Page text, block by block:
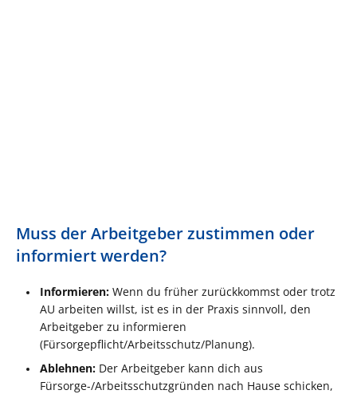
Muss der Arbeitgeber zustimmen oder
informiert werden?
Informieren: Wenn du früher zurückkommst oder trotz
AU arbeiten willst, ist es in der Praxis sinnvoll, den
Arbeitgeber zu informieren
(Fürsorgepflicht/Arbeitsschutz/Planung).
Ablehnen: Der Arbeitgeber kann dich aus
Fürsorge-/Arbeitsschutzgründen nach Hause schicken,